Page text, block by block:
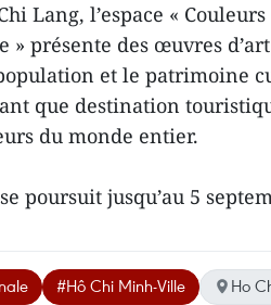
Lang, l’espace «
» présente des œuvres
et le patrimoine
que destination
du monde entier.
poursuit jusqu’au 5
#​Hô Chi Minh-Ville Ho